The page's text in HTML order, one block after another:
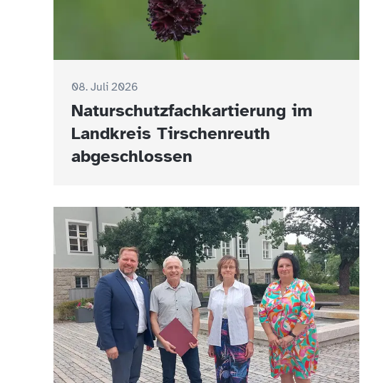
08. Juli 2026
Naturschutzfachkartierung im
Landkreis Tirschenreuth
abgeschlossen